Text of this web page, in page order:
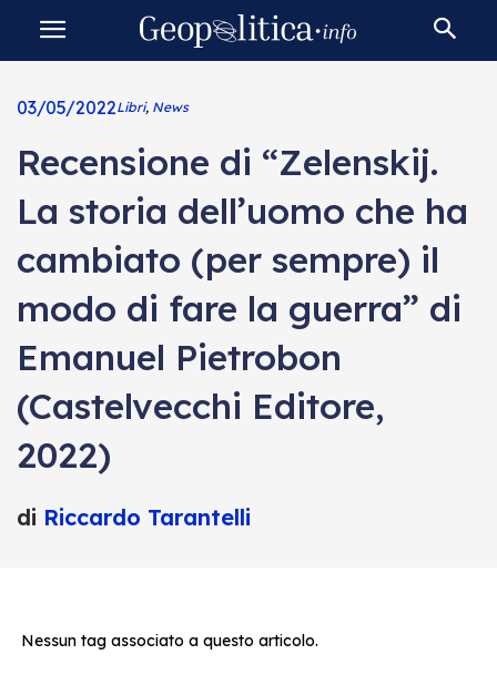
03/05/2022Libri, News
Recensione di “Zelenskij.
La storia dell’uomo che ha
cambiato (per sempre) il
modo di fare la guerra” di
Emanuel Pietrobon
(Castelvecchi Editore,
2022)
di Riccardo Tarantelli
Nessun tag associato a questo articolo.